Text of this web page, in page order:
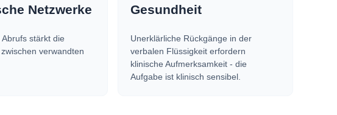
Netzwerke
stärkt die
verwandten
Gesundheit
Unerklärliche Rückgänge in der
verbalen Flüssigkeit erfordern
klinische Aufmerksamkeit - die
Aufgabe ist klinisch sensibel.